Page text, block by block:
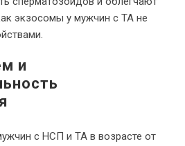
экзосомы у мужчин с ТА не
и
с НСП и ТА в возрасте от